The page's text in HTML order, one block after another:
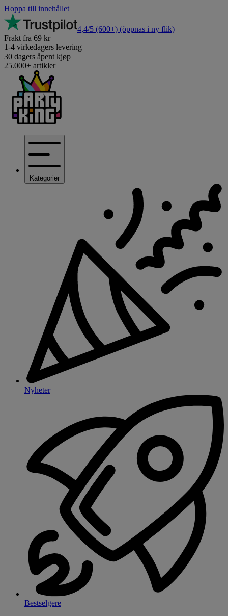
Hoppa till innehållet
4,4/5 (600+) (öppnas i ny flik)
Frakt fra 69 kr
1-4 virkedagers levering
30 dagers åpent kjøp
25.000+ artikler
Kategorier
Nyheter
Bestselgere